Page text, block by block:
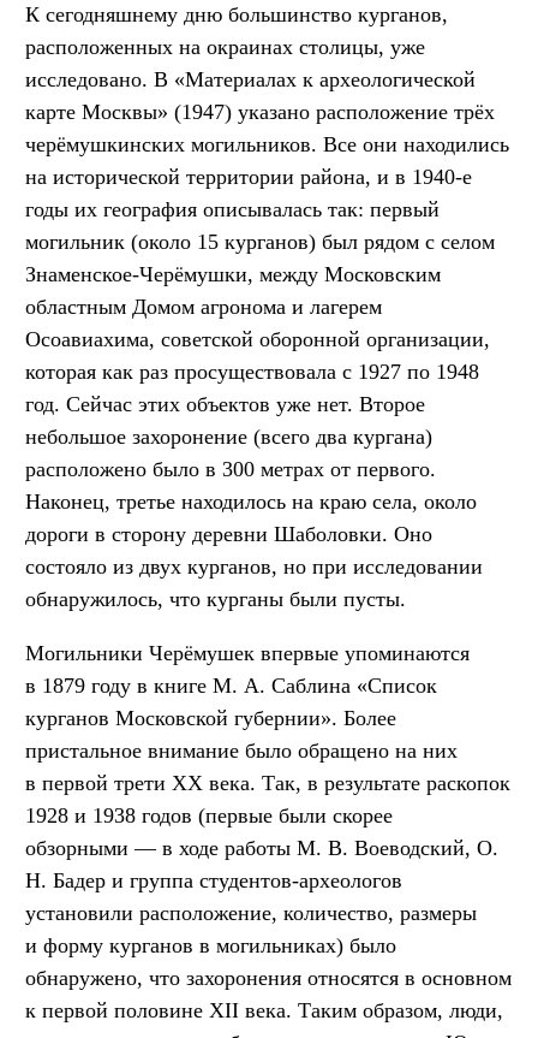
К сегодняшнему дню большинство курганов,
расположенных на окраинах столицы, уже
исследовано. В «Материалах к археологической
карте Москвы» (1947) указано расположение трёх
черёмушкинских могильников. Все они находились
на исторической территории района, и в 1940-е
годы их география описывалась так: первый
могильник (около 15 курганов) был рядом с селом
Знаменское-Черёмушки, между Московским
областным Домом агронома и лагерем
Осоавиахима, советской оборонной организации,
которая как раз просуществовала с 1927 по 1948
год. Сейчас этих объектов уже нет. Второе
небольшое захоронение (всего два кургана)
расположено было в 300 метрах от первого.
Наконец, третье находилось на краю села, около
дороги в сторону деревни Шаболовки. Оно
состояло из двух курганов, но при исследовании
обнаружилось, что курганы были пусты.
Могильники Черёмушек впервые упоминаются
в 1879 году в книге М. А. Саблина «Список
курганов Московской губернии». Более
пристальное внимание было обращено на них
в первой трети XX века. Так, в результате раскопок
1928 и 1938 годов (первые были скорее
обзорными — в ходе работы М. В. Воеводский, О.
Н. Бадер и группа студентов-археологов
установили расположение, количество, размеры
и форму курганов в могильниках) было
обнаружено, что захоронения относятся в основном
к первой половине XII века. Таким образом, люди,